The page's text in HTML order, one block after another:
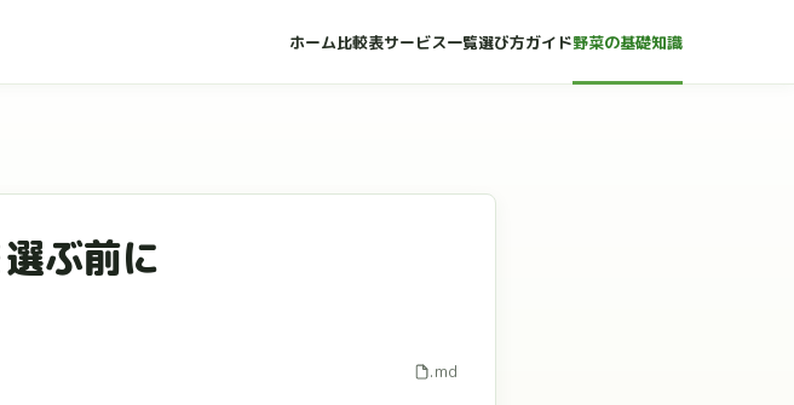
ホーム比較表サービス一覧選び方ガイド野菜の基礎知識
ぶ前に
.md